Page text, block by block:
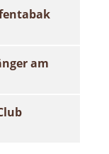
am